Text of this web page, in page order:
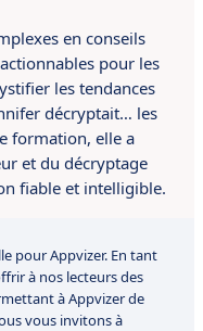
en conseils
pour les
les tendances
décryptait… les
formation, elle a
et du décryptage
fiable et intelligible.
pour Appvizer. En tant
à nos lecteurs des
à Appvizer de
vous invitons à